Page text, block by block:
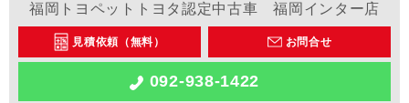
福岡トヨペットトヨタ認定中古車 福岡インター店
見積依頼（無料） お問合せ
092-938-1422